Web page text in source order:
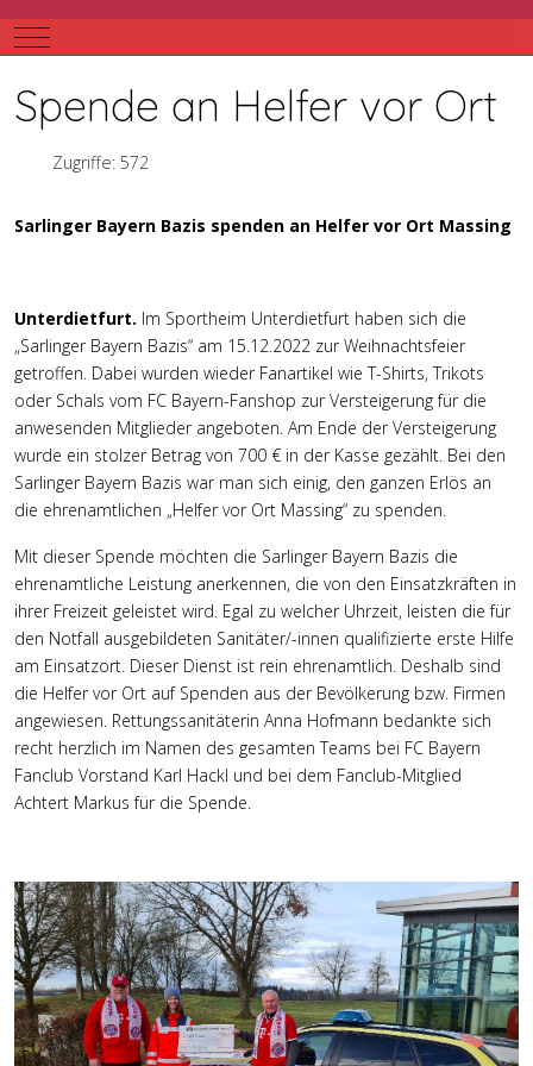
Mobile Menu Toggle
Spende an Helfer vor Ort
Zugriffe: 572
Sarlinger Bayern Bazis spenden an Helfer vor Ort Massing
Unterdietfurt. Im Sportheim Unterdietfurt haben sich die
„Sarlinger Bayern Bazis“ am 15.12.2022 zur Weihnachtsfeier
getroffen. Dabei wurden wieder Fanartikel wie T-Shirts, Trikots
oder Schals vom FC Bayern-Fanshop zur Versteigerung für die
anwesenden Mitglieder angeboten. Am Ende der Versteigerung
wurde ein stolzer Betrag von 700 € in der Kasse gezählt. Bei den
Sarlinger Bayern Bazis war man sich einig, den ganzen Erlös an
die ehrenamtlichen „Helfer vor Ort Massing“ zu spenden.
Mit dieser Spende möchten die Sarlinger Bayern Bazis die
ehrenamtliche Leistung anerkennen, die von den Einsatzkräften in
ihrer Freizeit geleistet wird. Egal zu welcher Uhrzeit, leisten die für
den Notfall ausgebildeten Sanitäter/-innen qualifizierte erste Hilfe
am Einsatzort. Dieser Dienst ist rein ehrenamtlich. Deshalb sind
die Helfer vor Ort auf Spenden aus der Bevölkerung bzw. Firmen
angewiesen. Rettungssanitäterin Anna Hofmann bedankte sich
recht herzlich im Namen des gesamten Teams bei FC Bayern
Fanclub Vorstand Karl Hackl und bei dem Fanclub-Mitglied
Achtert Markus für die Spende.